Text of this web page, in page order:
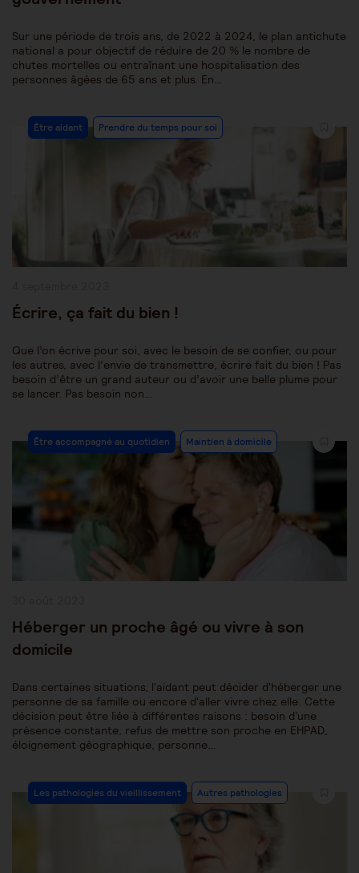
Sur une période de trois ans, de 2022 à 2024, le plan antichute
national a pour objectif de réduire de 20 % le nombre de
chutes mortelles ou entraînant une hospitalisation des
personnes âgées de 65 ans et plus. En…
Post
Category:
Être aidant Prendre du temps pour soi
Écrire, ça fait du bien !
Que l’on écrive pour soi, avec le besoin de se confier, ou pour
les autres, avec l’envie de transmettre, écrire fait du bien ! Pas
besoin d’être un grand auteur ou d’avoir une belle plume pour
se lancer. Pas besoin non…
Post
Category:
Être accompagné au quotidien Maintien à domicile
Héberger un proche âgé ou vivre à son
domicile
Dans certaines situations, l'aidant peut décider d'héberger une
personne de sa famille ou encore d'aller vivre chez elle. Cette
décision peut être liée à différentes raisons : besoin d'une
présence constante, refus de mettre son proche en EHPAD,
éloignement géographique, personne…
Post
Category:
Les pathologies du vieillissement Autres pathologies